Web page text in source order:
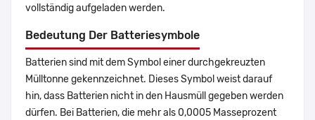
vollständig aufgeladen werden.
Bedeutung Der Batteriesymbole
Batterien sind mit dem Symbol einer durchgekreuzten
Mülltonne gekennzeichnet. Dieses Symbol weist darauf
hin, dass Batterien nicht in den Hausmüll gegeben werden
dürfen. Bei Batterien, die mehr als 0,0005 Masseprozent